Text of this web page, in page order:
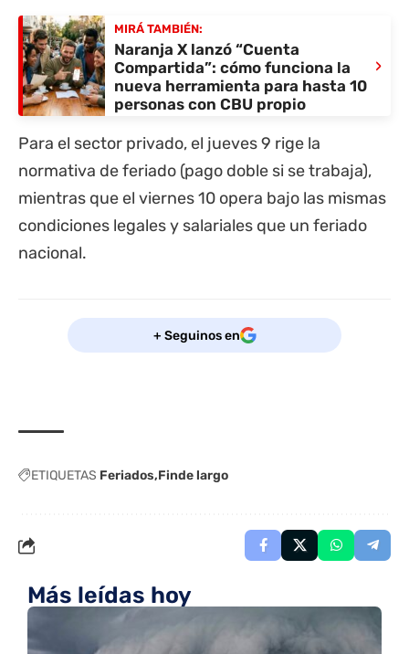
MIRÁ TAMBIÉN:
Naranja X lanzó “Cuenta
Compartida”: cómo funciona la
nueva herramienta para hasta 10
personas con CBU propio
›
Para el sector privado, el jueves 9 rige la
normativa de feriado (pago doble si se trabaja),
mientras que el viernes 10 opera bajo las mismas
condiciones legales y salariales que un feriado
nacional.
+ Seguinos en
ETIQUETAS Feriados Finde largo
Más leídas hoy